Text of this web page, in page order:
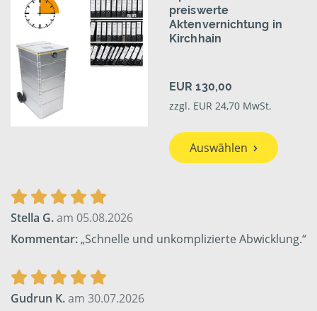
preiswerte
Aktenvernichtung in
Kirchhain
EUR 130,00
zzgl. EUR 24,70 MwSt.
Auswählen
Stella G.am 05.08.2026
Kommentar:„Schnelle und unkomplizierte Abwicklung.“
Gudrun K.am 30.07.2026